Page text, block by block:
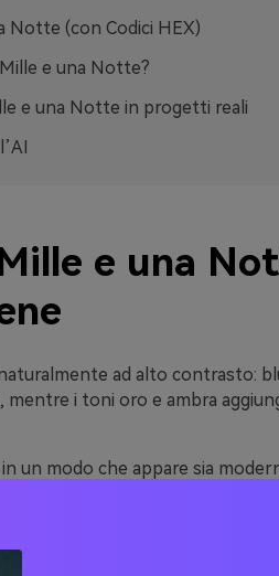
Notte (con Codici HEX)
e una Notte?
e una Notte in progetti reali
e una
ad alto contrasto:
i toni oro e ambra
un modo che appare sia
e materiali stampati come